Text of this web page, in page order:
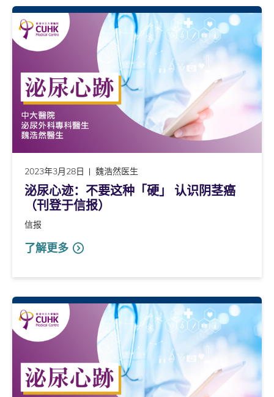
2023年3月28日 魏浩然医生
泌尿心迹：不要这种「硬」 认识阴茎癌
（刊登于信报）
信报
了解更多